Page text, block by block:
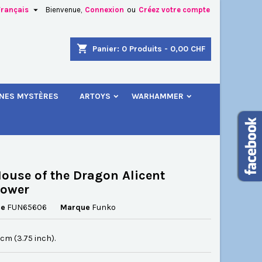
Bienvenue, Connexion ou Créez votre compte

shopping_cart Panier: 0 Produits - 0,00 CHF
MYSTÈRES ARTOYS WARHAMMER
of the Dragon Alicent
FUN65606 Marque Funko
cm (3.75 inch).